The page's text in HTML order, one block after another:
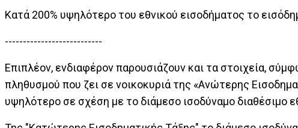
Κατά 200% υψηλότερο του εθνικού εισοδήματος το
---------------------------
Επιπλέον, ενδιαφέρον παρουσιάζουν και τα στοιχεία,
πληθυσμού που ζει σε νοικοκυριά της «Ανώτερης
υψηλότερο σε σχέση με το διάμεσο ισοδύναμο διαθέσιμο